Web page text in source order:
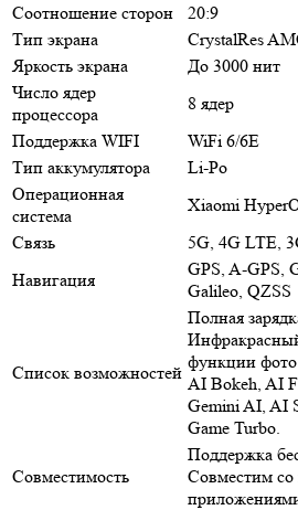
Соотношение сторон
20:9
Тип экрана
CrystalRes
Яркость экрана
До 3000 нит
Число ядер
процессора
8 ядер
Поддержка WIFI
WiFi 6/6E
Тип аккумулятора
Li-Po
Операционная
система
Xiaomi
Связь
5G, 4G LTE,
Навигация
GPS, A-GPS,
Galileo, QZSS
Список возможностей
Полная
функции фото
AI Bokeh, AI
Gemini AI, AI
Game Turbo.
Совместимость
Поддержка
Совместим